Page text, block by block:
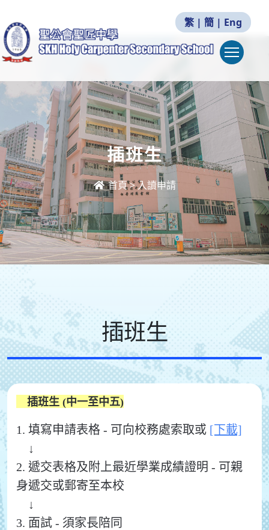
繁 | 簡 | Eng
插班生
首頁>入讀申請
插班生
插班生 (中一至中五)
1. 填寫申請表格 - 可向校務處索取或 [下載]
↓
2. 遞交表格及附上最近學業成績證明 - 可親
身遞交或郵寄至本校
↓
3. 面試 - 須家長陪同